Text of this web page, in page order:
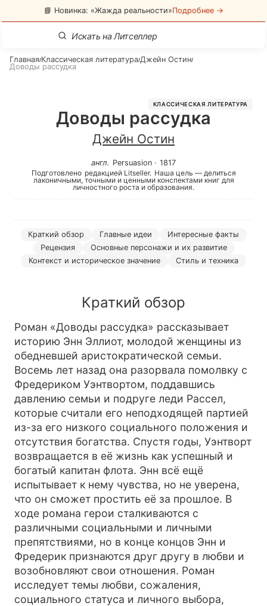
📘 Новинка: «Жажда реальности»Подробнее →
Главная/Классическая литература/Джейн Остин/
Доводы рассудка
КЛАССИЧЕСКАЯ ЛИТЕРАТУРА
Доводы рассудка
Джейн Остин
англ. Persuasion · 1817
Подготовлено редакцией Litseller. Наша цель — делиться
лаконичными, точными и ценными конспектами книг для
личностного роста и образования.
Краткий обзор Главные идеи
Интересные факты
Рецензия
Основные персонажи и их развитие
Контекст и историческое значение
Стиль и техника
Краткий обзор
Роман «Доводы рассудка» рассказывает
историю Энн Эллиот, молодой женщины из
обедневшей аристократической семьи.
Восемь лет назад она разорвала помолвку с
Фредериком Уэнтвортом, поддавшись
давлению семьи и подруге леди Рассел,
которые считали его неподходящей партией
из-за его низкого социального положения и
отсутствия богатства. Спустя годы, Уэнтворт
возвращается в её жизнь как успешный и
богатый капитан флота. Энн всё ещё
испытывает к нему чувства, но не уверена,
что он сможет простить её за прошлое. В
ходе романа герои сталкиваются с
различными социальными и личными
препятствиями, но в конце концов Энн и
Фредерик признаются друг другу в любви и
возобновляют свои отношения. Роман
исследует темы любви, сожаления,
социального статуса и личного выбора,